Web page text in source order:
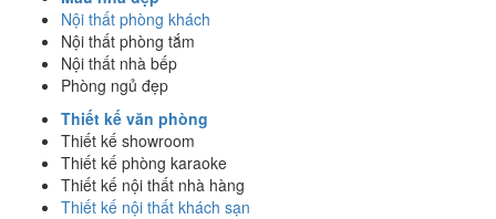
Nội thất phòng khách
Nội thất phòng tắm
Nội thất nhà bếp
Phòng ngủ đẹp
Thiết kế văn phòng
Thiết kế showroom
Thiết kế phòng karaoke
Thiết kế nội thất nhà hàng
Thiết kế nội thất khách sạn